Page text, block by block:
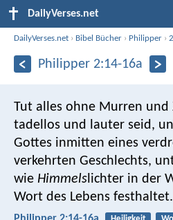
DailyVerses.net
DailyVerses.net › Bibel Bücher › Philipper ›2
Philipper 2:14-16a
Tut alles ohne Murren
tadellos und lauter seid,
Gottes inmitten eines
verkehrten Geschlechts,
wie Himmels lichter in der
Wort des Lebens festhaltet.